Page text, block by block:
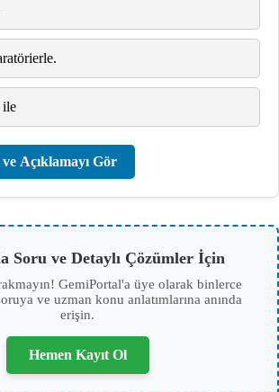
ile
Açıklamayı Gör
Soru ve Detaylı Çözümler İçin
GemiPortal'a üye olarak binlerce
ve uzman konu anlatımlarına anında
erişin.
Hemen Kayıt Ol